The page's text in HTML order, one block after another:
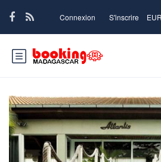
Connexion S'inscrire EUR